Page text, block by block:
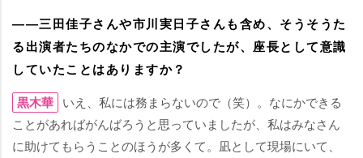
――三田佳子さんや市川実日子さんも含め、そうそうた
る出演者たちのなかでの主演でしたが、座長として意識
していたことはありますか？
黒木華 いえ、私には務まらないので（笑）。なにかできる
ことがあればがんばろうと思っていましたが、私はみなさん
に助けてもらうことのほうが多くて。凪として現場にいて、